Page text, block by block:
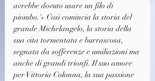
avrebbe dovuto usare un filo di
piombo.'» Così comincia la storia del
grande Michelangelo, la storia della
sua vita tormentata e burrascosa,
segnata da sofferenze e umiliazioni ma
anche di grandi trionfi. Il suo amore
per Vittoria Colonna, la sua passione